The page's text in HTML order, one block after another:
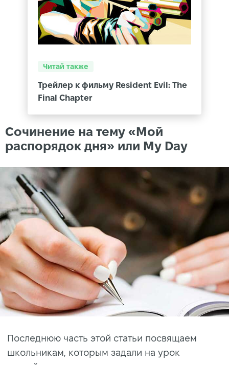
Читай также
Трейлер к фильму Resident Evil: The
Final Chapter
Сочинение на тему «Мой
распорядок дня» или My Day
Последнюю часть этой статьи посвящаем
школьникам, которым задали на урок